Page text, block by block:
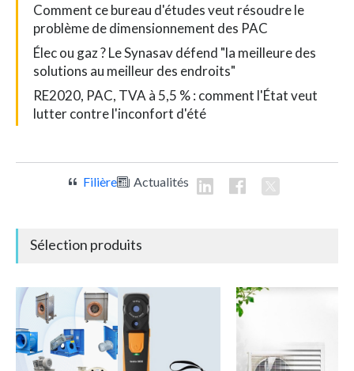
Comment ce bureau d'études veut résoudre le
problème de dimensionnement des PAC
Élec ou gaz ? Le Synasav défend "la meilleure des
solutions au meilleur des endroits"
RE2020, PAC, TVA à 5,5 % : comment l'État veut
lutter contre l'inconfort d'été
Filière Actualités
Sélection produits